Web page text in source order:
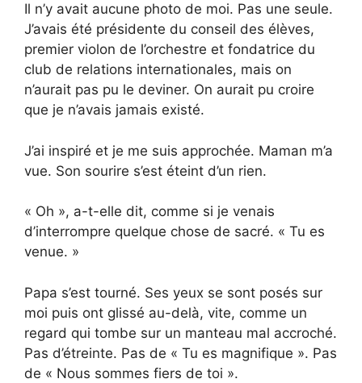
Il n’y avait aucune photo de moi. Pas une seule.
J’avais été présidente du conseil des élèves,
premier violon de l’orchestre et fondatrice du
club de relations internationales, mais on
n’aurait pas pu le deviner. On aurait pu croire
que je n’avais jamais existé.
J’ai inspiré et je me suis approchée. Maman m’a
vue. Son sourire s’est éteint d’un rien.
« Oh », a-t-elle dit, comme si je venais
d’interrompre quelque chose de sacré. « Tu es
venue. »
Papa s’est tourné. Ses yeux se sont posés sur
moi puis ont glissé au-delà, vite, comme un
regard qui tombe sur un manteau mal accroché.
Pas d’étreinte. Pas de « Tu es magnifique ». Pas
de « Nous sommes fiers de toi ».